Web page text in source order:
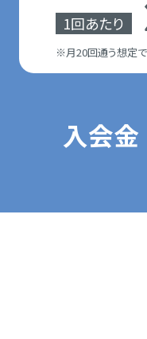
1回あたり
※月20回通う想定
入会金